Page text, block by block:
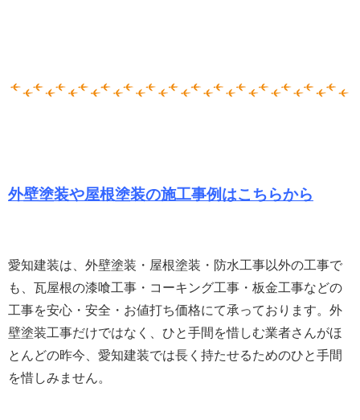
外壁塗装や屋根塗装の施工事例はこちらから
愛知建装は、外壁塗装・屋根塗装・防水工事以外の工事で
も、瓦屋根の漆喰工事・コーキング工事・板金工事などの
工事を安心・安全・お値打ち価格にて承っております。 外
壁塗装工事だけではなく、ひと手間を惜しむ業者さんがほ
とんどの昨今、愛知建装では長く持たせるためのひと手間
を惜しみません。